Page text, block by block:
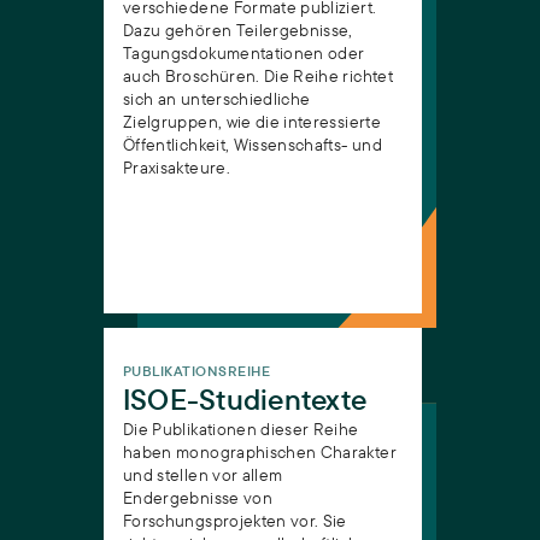
verschiedene Formate publiziert.
Dazu gehören Teilergebnisse,
Tagungsdokumentationen oder
auch Broschüren. Die Reihe richtet
sich an unterschiedliche
Zielgruppen, wie die interessierte
Öffentlichkeit, Wissenschafts- und
Praxisakteure.
PUBLIKATIONSREIHE
ISOE-Studientexte
Die Publikationen dieser Reihe
haben monographischen Charakter
und stellen vor allem
Endergebnisse von
Forschungsprojekten vor. Sie